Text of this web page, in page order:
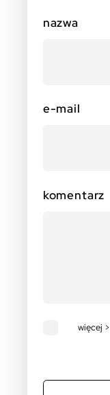
komentarz
więcej >
nazwa
e-mail